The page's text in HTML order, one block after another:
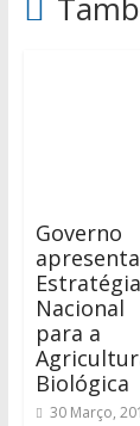
Governo
apresenta
Estratégia
Nacional
para a
Biológica
30 Março,